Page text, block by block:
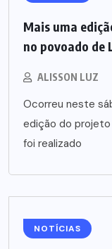
Mais uma
no povoado de
ALISSON LUZ
Ocorreu neste
edição do projeto
foi realizado
NOTÍCIAS